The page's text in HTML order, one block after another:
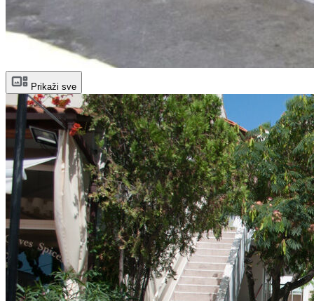
Prikaži sve